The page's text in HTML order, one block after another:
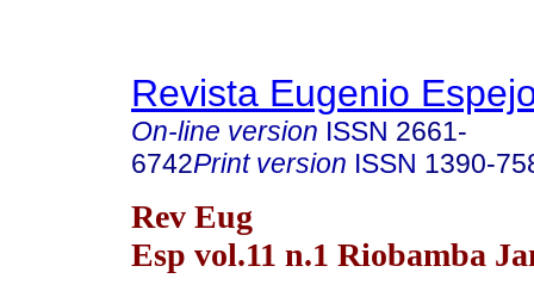
Revista Eugenio
On-line version ISSN 2661-
6742Print version ISSN 1390-
Rev Eug
Esp vol.11 n.1 Riobamba